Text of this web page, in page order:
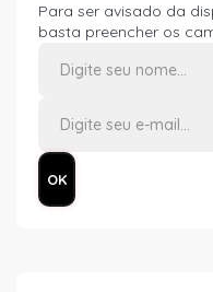
Para ser avisado da
basta preencher os